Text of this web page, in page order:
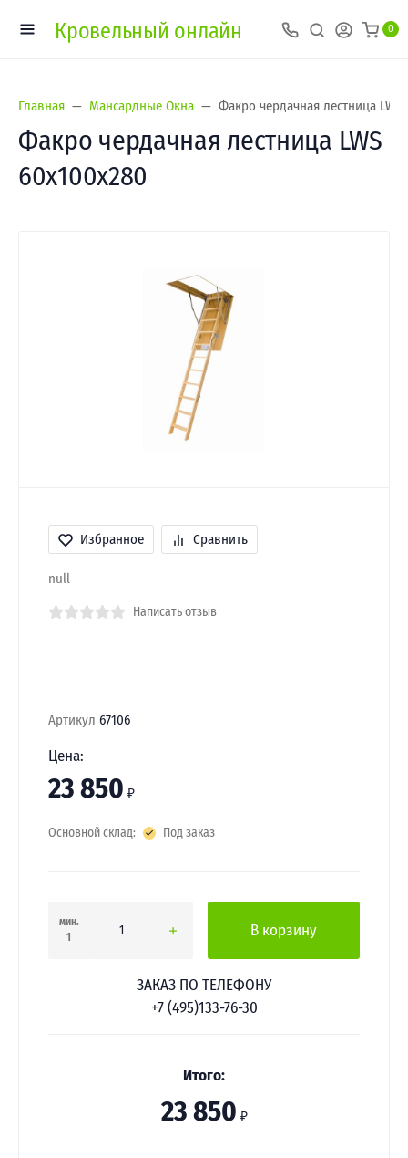
Кровельный онлайн 0
Главная Мансардные Окна Факро чердачная лестница LWS
Факро чердачная лестница LWS
60х100х280
Избранное Сравнить
null
Написать отзыв
Артикул 67106
Цена:
23 850 ₽
Основной склад: Под заказ
мин.
1
В корзину
ЗАКАЗ ПО ТЕЛЕФОНУ
+7 (495)133-76-30
Итого:
23 850 ₽